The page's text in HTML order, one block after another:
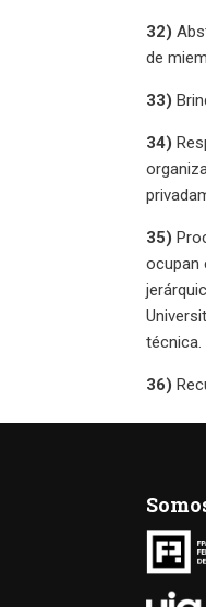
32)
de
33)
34)
35)
ocupan
técnica.
36)